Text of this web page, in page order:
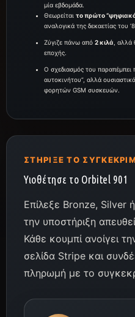
μία εβδομάδα.
Θεωρείται το πρώτο
αναλογικά της δεκαετίας του
Ζύγιζε πάνω από 2 κιλά ,
εποχής.
Ο σχεδιασμός του παραπέμπει
αυτοκινήτου”, αλλά
φορητών GSM συσκευών.
ΣΤΉΡΙΞΕ ΤΟ
Υιοθέτησε το Orbitel 901
Επίλεξε Bronze, Silver
την υποστήριξη
Κάθε κουμπί ανοίγει
σελίδα Stripe και
πληρωμή με το